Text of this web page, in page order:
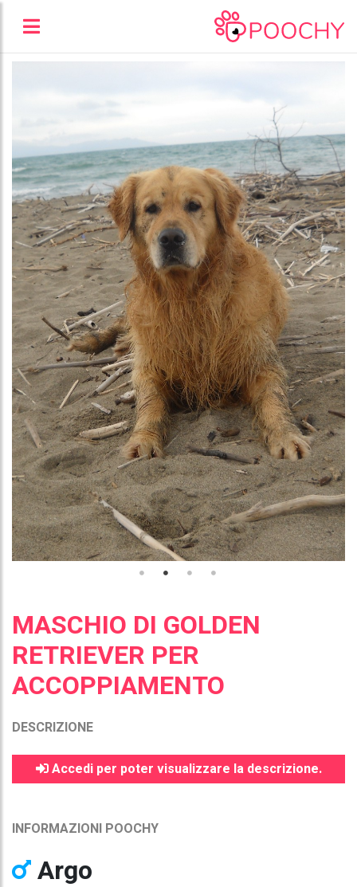
MASCHIO DI GOLDEN
RETRIEVER PER
ACCOPPIAMENTO
DESCRIZIONE
Accedi per poter visualizzare la descrizione.
INFORMAZIONI POOCHY
Argo